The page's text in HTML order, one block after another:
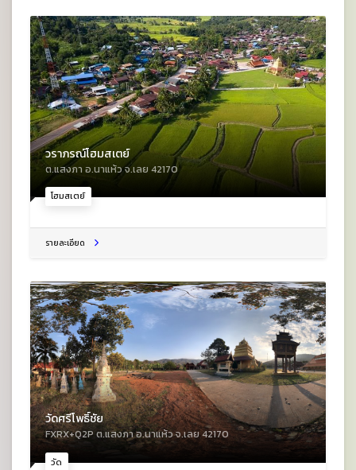
โฮมสเตย์
วราภรณ์โฮมสเตย์
ต.แสงภา อ.นาแห้ว จ.เลย 42170
รายละเอียด
วัด
วัดศรีโพธิ์ชัย
FXRX+Q2P ต.แสงภา อ.นาแห้ว จ.เลย 42170